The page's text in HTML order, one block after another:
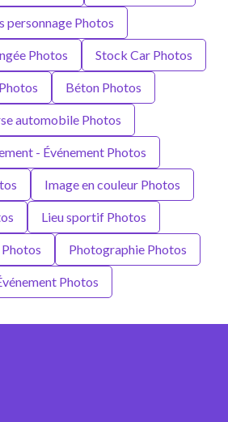
personnage Photos
Photos Stock Car Photos
Béton Photos
automobile Photos
- Événement Photos
Image en couleur Photos
Lieu sportif Photos
Photographie Photos
Photos